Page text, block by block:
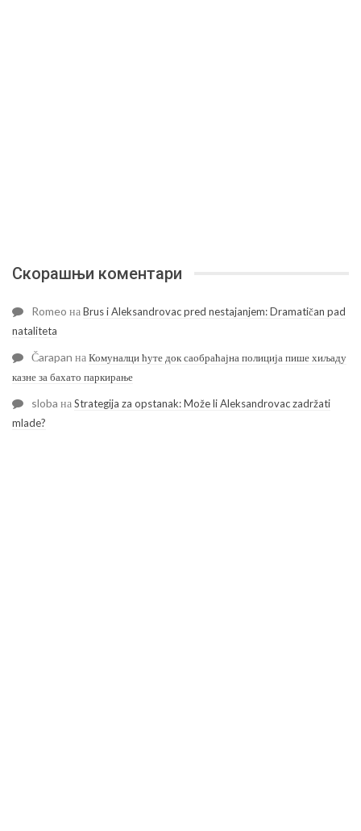
Скорашњи коментари
Romeo наBrus i Aleksandrovac pred nestajanjem: Dramatičan pad
nataliteta
Čarapan наКомуналци ћуте док саобраћајна полиција пише хиљаду
казне за бахато паркирање
sloba наStrategija za opstanak: Može li Aleksandrovac zadržati
mlade?